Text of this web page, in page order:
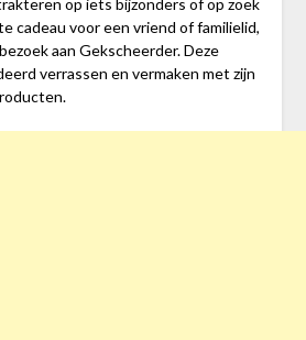
op iets bijzonders of op zoek
cadeau voor een vriend of familielid,
aan Gekscheerder. Deze
verrassen en vermaken met zijn